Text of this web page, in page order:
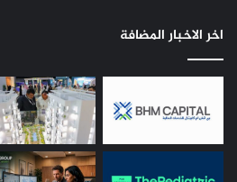
اخر الاخبار المضافة